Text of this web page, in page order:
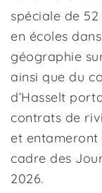
spéciale de
en écoles
géographie
ainsi que du
d’Hasselt
contrats de
et entameront
cadre des
2026.